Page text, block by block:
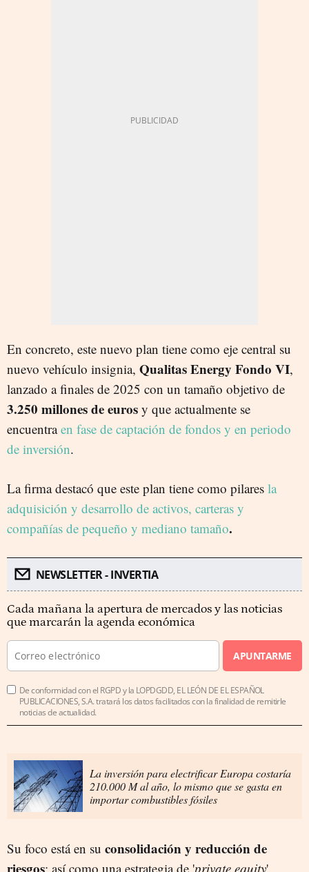
En concreto, este nuevo plan tiene como eje central su
nuevo vehículo insignia, Qualitas Energy Fondo VI,
lanzado a finales de 2025 con un tamaño objetivo de
3.250 millones de euros y que actualmente se
encuentraen fase de captación de fondos y en periodo
de inversión.
La firma destacó que este plan tiene como pilares la
adquisición y desarrollo de activos, carteras y
compañías de pequeño y mediano tamaño.
NEWSLETTER - INVERTIA
Cada mañana la apertura de mercados y las noticias
que marcarán la agenda económica
APUNTARME
De conformidad con el RGPD y la LOPDGDD, EL LEÓN DE EL ESPAÑOL
PUBLICACIONES, S.A. tratará los datos facilitados con la finalidad de remitirle
noticias de actualidad.
La inversión para electrificar Europa costaría
210.000 M al año, lo mismo que se gasta en
importar combustibles fósiles
Su foco está en su consolidación y reducción de
riesgos; así como una estrategia de 'private equity'